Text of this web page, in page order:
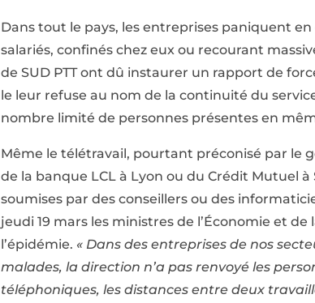
Dans tout le pays, les entreprises paniquent
salariés, confinés chez eux ou recourant
de SUD PTT ont dû instaurer un rapport de
le leur refuse au nom de la continuité du
nombre limité de personnes présentes en
Même le télétravail, pourtant préconisé par le
de la banque LCL à Lyon ou du Crédit Mutuel
soumises par des conseillers ou des
jeudi 19 mars les ministres de l’Économie et
l’épidémie. « Dans des entreprises de nos
malades, la direction n’a pas renvoyé les
téléphoniques, les distances entre deux